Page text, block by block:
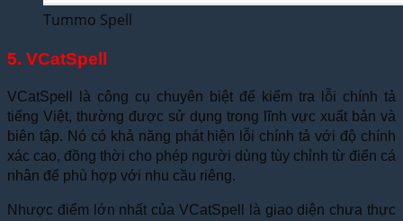
Tummo Spell
5. VCatSpell
VCatSpell là công cụ chuyên biệt để kiểm tra lỗi chính tả
tiếng Việt, thường được sử dụng trong lĩnh vực xuất bản và
biên tập. Nó có khả năng phát hiện lỗi chính tả với độ chính
xác cao, đồng thời cho phép người dùng tùy chỉnh từ điển cá
nhân để phù hợp với nhu cầu riêng.
Nhược điểm lớn nhất của VCatSpell là giao diện chưa thực